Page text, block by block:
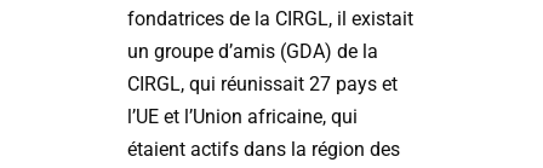
fondatrices de la CIRGL, il existait
un groupe d’amis (GDA) de la
CIRGL, qui réunissait 27 pays et
l’UE et l’Union africaine, qui
étaient actifs dans la région des